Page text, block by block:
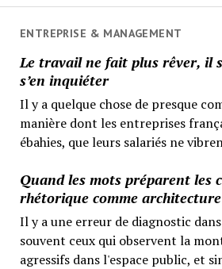
ENTREPRISE & MANAGEMENT
Le travail ne fait plus rêver, il
s’en inquiéter
Il y a quelque chose de presque
manière dont les entreprises
ébahies, que leurs salariés ne
Quand les mots préparent les
rhétorique comme
Il y a une erreur de diagnostic
souvent ceux qui observent la
agressifs dans l'espace public, et